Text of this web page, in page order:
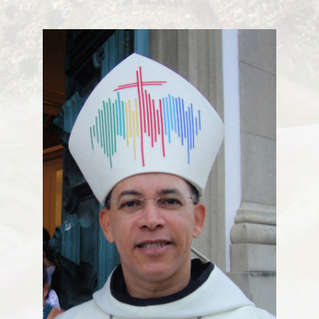
Altar onde será venerado João Paulo II
Ambientes que favorecem a prática da virtude
Aniversário da proclamação do dogma da Assunção da
Virgem
Aniversário do Cardeal emérito do Rio de Janeiro
Aniversário do governo do Arcebispo de Olinda e
Recife
Anjo da Guarda do Brasil
Antes do consistório, nomeados reúnem-se com o Papa
Anúncio (Kalendas) do Natal do Senhor em 2015
Aprovada beatificação de Irmã Dulce
Ara Dei Christus est!
Arautos do Evangelho e Sucumbíos
Arcebispo brasileiro é o novo Prefeito para os